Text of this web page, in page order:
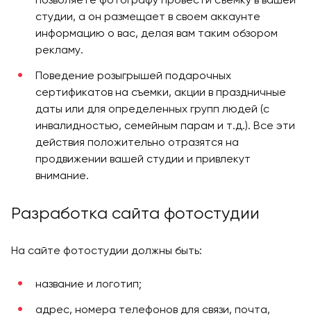
студии, а он размещает в своем аккаунте
информацию о вас, делая вам таким обзором
рекламу.
Поведение розыгрышей подарочных
сертификатов на съемки, акции в праздничные
даты или для определенных групп людей (с
инвалидностью, семейным парам и т.д.). Все эти
действия положительно отразятся на
продвижении вашей студии и привлекут
внимание.
Разработка сайта фотостудии
На сайте фотостудии должны быть:
название и логотип;
адрес, номера телефонов для связи, почта,